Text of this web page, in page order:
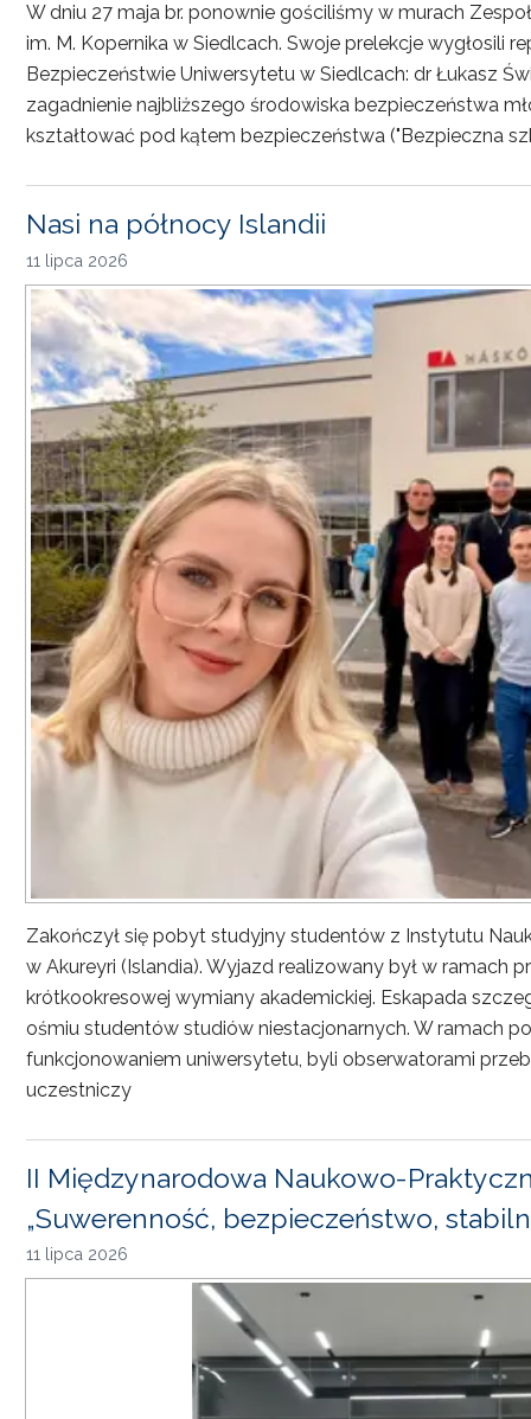
W dniu 27 maja br. ponownie gościliśmy w murach
im. M. Kopernika w Siedlcach. Swoje prelekcje wygłosili
Bezpieczeństwie Uniwersytetu w Siedlcach: dr Łukasz
zagadnienie najbliższego środowiska bezpieczeństwa
kształtować pod kątem bezpieczeństwa ("Bezpieczna
Nasi na północy Islandii
11 lipca 2026
Zakończył się pobyt studyjny studentów z Instytutu
w Akureyri (Islandia). Wyjazd realizowany był w ramach
krótkookresowej wymiany akademickiej. Eskapada
ośmiu studentów studiów niestacjonarnych. W ramach
funkcjonowaniem uniwersytetu, byli obserwatorami
uczestniczy
II Międzynarodowa Naukowo-
„Suwerenność, bezpieczeństwo,
11 lipca 2026